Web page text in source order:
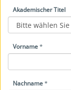
Akademischer Titel
Vorname*
Nachname*